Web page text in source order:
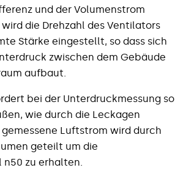
und der Volumenstrom
wird die Drehzahl des Ventilators
Stärke eingestellt, so dass sich
zwischen dem Gebäude
aufbaut.
bei der Unterdruckmessung so
wie durch die Leckagen
Luftstrom wird durch
geteilt um die
zu erhalten.